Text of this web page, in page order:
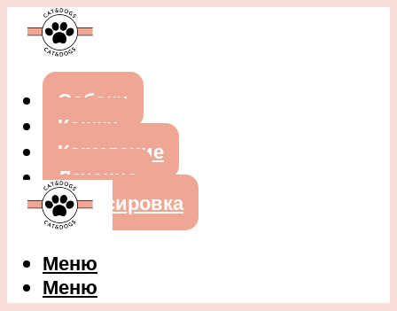
Собаки
Кошки
Кормление
Лечение
Дрессировка
Меню
Меню